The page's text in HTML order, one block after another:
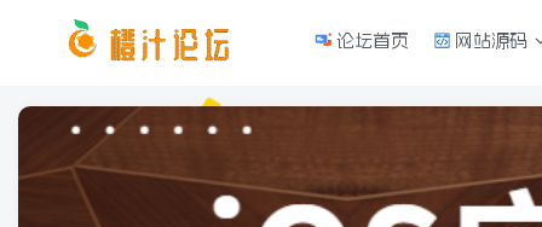
论坛首页 网站源码